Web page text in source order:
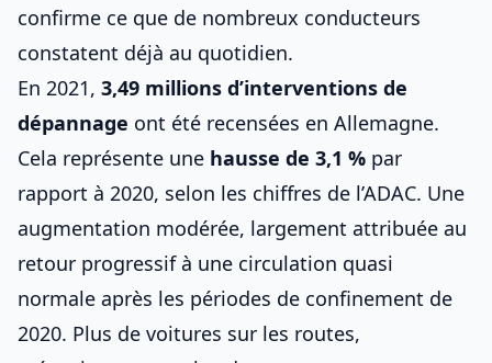
confirme ce que de nombreux conducteurs
constatent déjà au quotidien.
En 2021, 3,49 millions d’interventions de
dépannage ont été recensées en Allemagne.
Cela représente une hausse de 3,1 % par
rapport à 2020, selon les chiffres de l’ADAC. Une
augmentation modérée, largement attribuée au
retour progressif à une circulation quasi
normale après les périodes de confinement de
2020. Plus de voitures sur les routes,